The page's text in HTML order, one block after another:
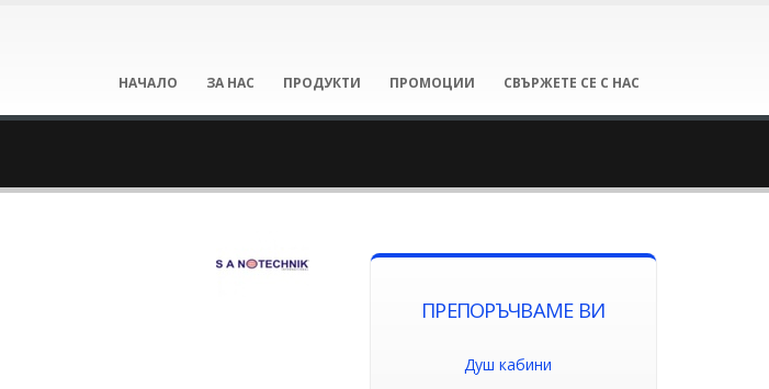
НАЧАЛО ЗА НАС ПРОДУКТИ ПРОМОЦИИ СВЪРЖЕТЕ СЕ С НАС
ПРЕПОРЪЧВАМЕ ВИ
Душ кабини